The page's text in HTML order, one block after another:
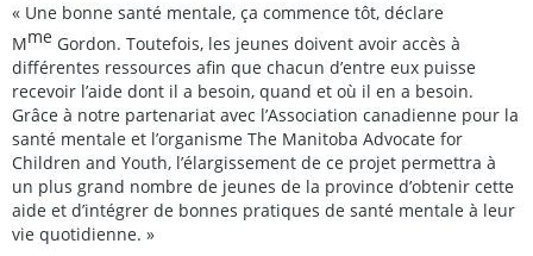
« Une bonne santé mentale, ça commence tôt, déclare
Mme Gordon. Toutefois, les jeunes doivent avoir accès à
différentes ressources afin que chacun d’entre eux puisse
recevoir l’aide dont il a besoin, quand et où il en a besoin.
Grâce à notre partenariat avec l’Association canadienne pour la
santé mentale et l’organisme The Manitoba Advocate for
Children and Youth, l’élargissement de ce projet permettra à
un plus grand nombre de jeunes de la province d’obtenir cette
aide et d’intégrer de bonnes pratiques de santé mentale à leur
vie quotidienne. »